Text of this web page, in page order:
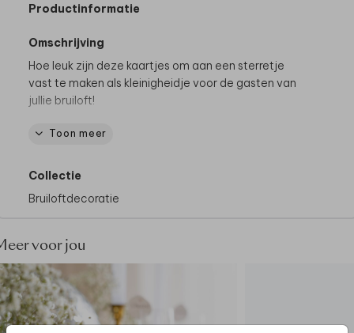
Productinformatie
Omschrijving
Hoe leuk zijn deze kaartjes om aan een sterretje
vast te maken als kleinigheidje voor de gasten van
jullie bruiloft!
De hele collectie bekijken? Je vindt
Toon meer
Collectie
Bruiloftdecoratie
voor jou